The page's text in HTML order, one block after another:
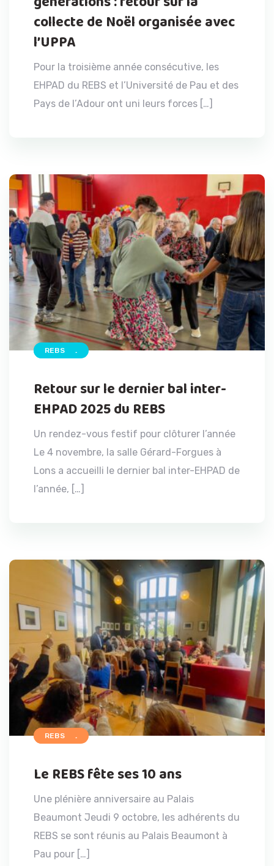
collecte de Noël organisée avec
l’UPPA
Pour la troisième année consécutive, les
EHPAD du REBS et l’Université de Pau et des
Pays de l’Adour ont uni leurs forces […]
ACCUEIL
REBS
Retour sur le dernier bal inter-
EHPAD 2025 du REBS
Un rendez-vous festif pour clôturer l’année
Le 4 novembre, la salle Gérard-Forgues à
Lons a accueilli le dernier bal inter-EHPAD de
l’année, […]
ACCUEIL
REBS
Le REBS fête ses 10 ans
Une plénière anniversaire au Palais
Beaumont Jeudi 9 octobre, les adhérents du
REBS se sont réunis au Palais Beaumont à
Pau pour […]